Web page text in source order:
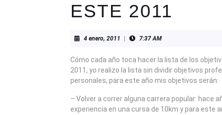
ESTE 2011
4 enero, 2011
2011
7:37 AM
Cómo cada año toca hacer la lista de los
2011, yo realizo la lista sin dividir objetivos
personales, para este año mis objetivos serán:
– Volver a correr alguna carrera popular: hace
experiencia en una cursa de 10km y para este